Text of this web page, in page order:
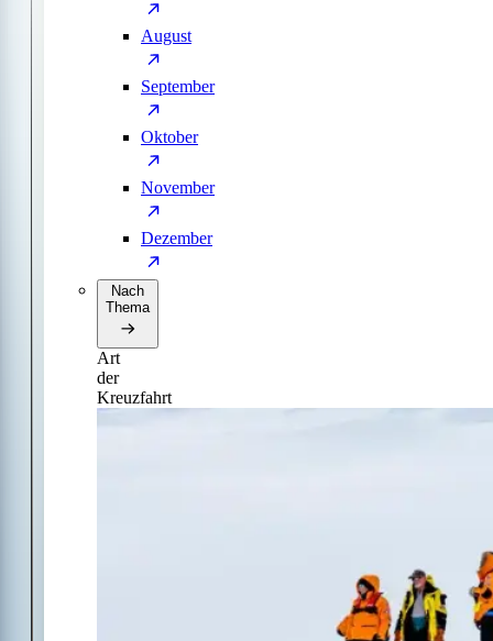
August
September
Oktober
November
Dezember
Nach
Thema
Art
der
Kreuzfahrt